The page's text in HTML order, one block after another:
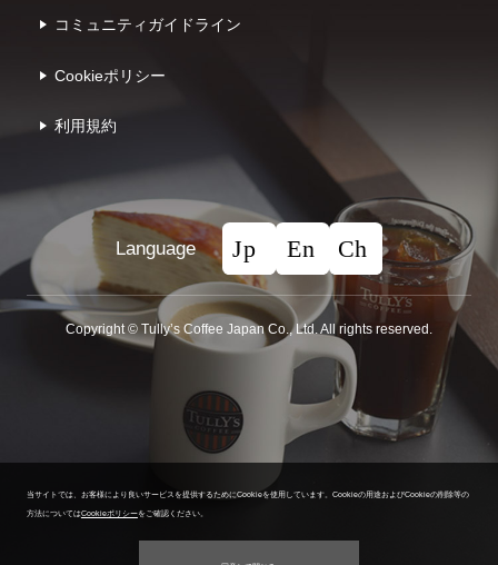
コミュニティガイドライン
Cookieポリシー
利⽤規約
Language
Copyright © Tullyʼs Coffee Japan Co., Ltd. All rights reserved.
当サイトでは、お客様により良いサービスを提供するためにCookieを使用しています。 Cookieの用途およびCookieの削除等の
方法についてはCookieポリシーをご確認ください。